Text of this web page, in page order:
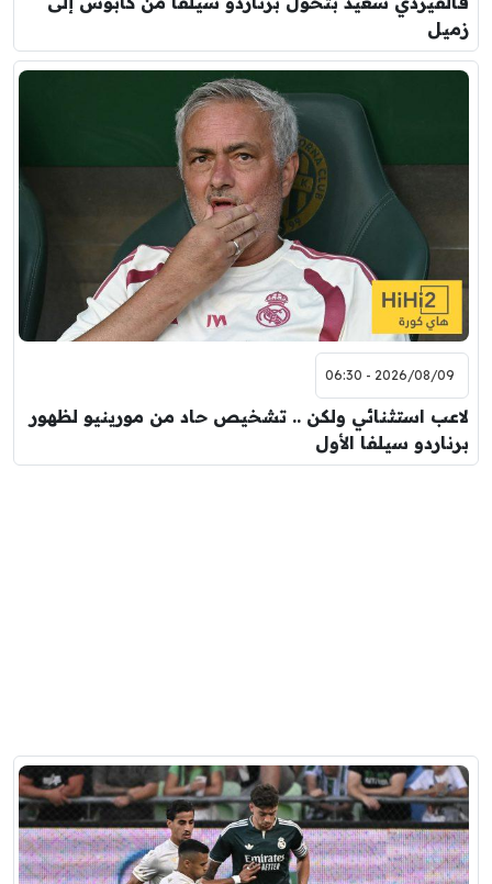
زميل
2026/08/09 - 06:30
لاعب استثنائي ولكن .. تشخيص حاد من مورينيو لظهور
برناردو سيلفا الأول